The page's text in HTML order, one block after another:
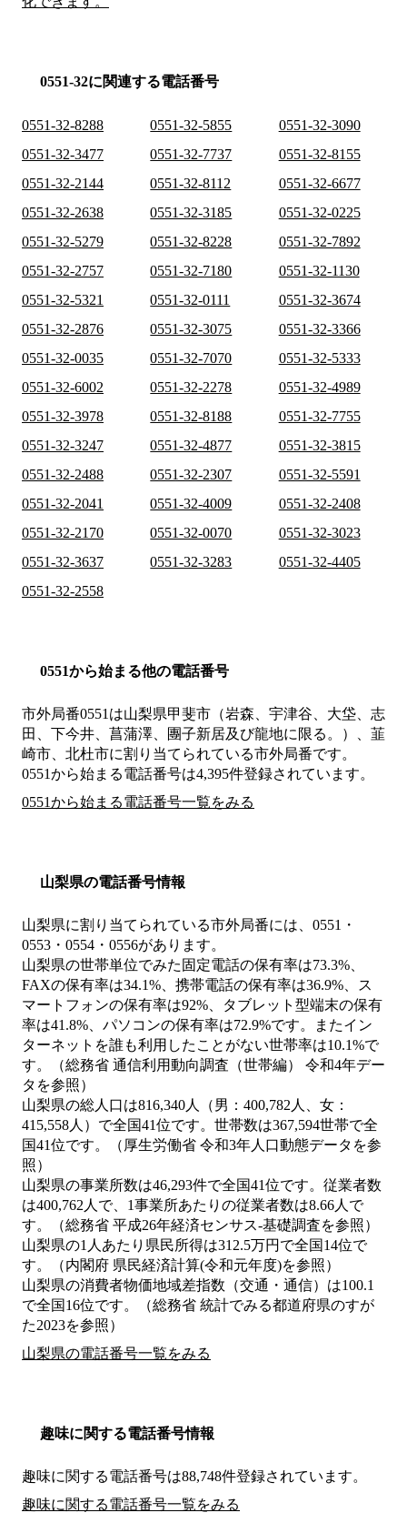
0551-32に関連する電話番号
0551-32-8288 0551-32-5855
0551-32-3090
0551-32-3477
0551-32-7737
0551-32-8155
0551-32-2144
0551-32-8112
0551-32-6677
0551-32-2638
0551-32-3185
0551-32-0225
0551-32-5279
0551-32-8228
0551-32-7892
0551-32-2757
0551-32-7180
0551-32-1130
0551-32-5321
0551-32-0111
0551-32-3674
0551-32-2876
0551-32-3075
0551-32-3366
0551-32-0035
0551-32-7070
0551-32-5333
0551-32-6002
0551-32-2278
0551-32-4989
0551-32-3978
0551-32-8188
0551-32-7755
0551-32-3247
0551-32-4877
0551-32-3815
0551-32-2488
0551-32-2307
0551-32-5591
0551-32-2041
0551-32-4009
0551-32-2408
0551-32-2170
0551-32-0070
0551-32-3023
0551-32-3637
0551-32-3283
0551-32-4405
0551-32-2558
0551から始まる他の電話番号
市外局番0551 は山梨県甲斐市（岩森、宇津谷、大垈、志
田、下今井、菖蒲澤、團子新居及び龍地に限る。）、韮
崎市、北杜市に割り当てられている市外局番です。
0551から始まる電話番号は4,395件登録されています。
0551から始まる電話番号一覧をみる
山梨県の電話番号情報
山梨県に割り当てられている市外局番には、0551・
0553・0554・0556があります。
山梨県の世帯単位でみた固定電話の保有率は73.3%、
FAXの保有率は34.1%、携帯電話の保有率は36.9%、ス
マートフォンの保有率は92%、タブレット型端末の保有
率は41.8%、パソコンの保有率は72.9%です。またイン
ターネットを誰も利用したことがない世帯率は10.1%で
す。（総務省 通信利用動向調査（世帯編） 令和4年デー
タを参照）
山梨県の総人口は816,340人（男：400,782人、女：
415,558人）で全国41位です。世帯数は367,594世帯で全
国41位です。（厚生労働省 令和3年人口動態データを参
照）
山梨県の事業所数は46,293件で全国41位です。従業者数
は400,762人で、1事業所あたりの従業者数は8.66人で
す。（総務省 平成26年経済センサス‐基礎調査を参照）
山梨県の1人あたり県民所得は312.5万円で全国14位で
す。（内閣府 県民経済計算(令和元年度)を参照）
山梨県の消費者物価地域差指数（交通・通信）は100.1
で全国16位です。（総務省 統計でみる都道府県のすが
た2023を参照）
山梨県の電話番号一覧をみる
趣味に関する電話番号情報
趣味に関する電話番号は88,748件登録されています。
趣味に関する電話番号一覧をみる